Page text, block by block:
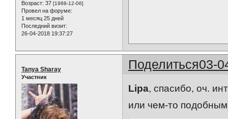
Возраст: 37 [1988-12-06]
Провел на форуме:
1 месяц 25 дней
Последний визит:
26-04-2018 19:37:27
Поделиться03-
Tanya Sharay
Участник
Lipa, спасибо, оч.
или чем-то